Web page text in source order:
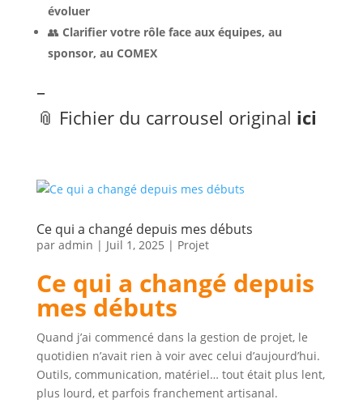
évoluer
👥 Clarifier votre rôle face aux équipes, au
sponsor, au COMEX
–
📎 Fichier du carrousel original ici
Ce qui a changé depuis mes débuts
par admin | Juil 1, 2025 | Projet
Ce qui a changé depuis
mes débuts
Quand j’ai commencé dans la gestion de projet, le
quotidien n’avait rien à voir avec celui d’aujourd’hui.
Outils, communication, matériel… tout était plus lent,
plus lourd, et parfois franchement artisanal.